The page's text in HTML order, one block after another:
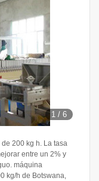
1 /6
200 kg h. La tasa
entre un 2% y
máquina
kg/h de Botswana,